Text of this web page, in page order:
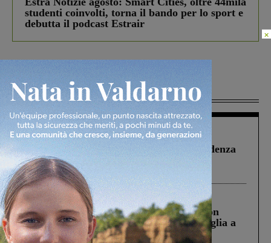
studenti coinvolti, torna il bando per lo sport e
debutta il podcast Estrair
Più lette
Figline Incisa Valdarno 1 Agosto 2026
Piscina di Figline finanziata oltre la scadenza
Pnrr, il gruppo di Fratelli d’Italia: “Un
ringraziamento al Governo”
Cronaca 3 Agosto 2026
Scomparso da una struttura di Castiglion
Fiorentino l’uomo che aveva ucciso la figlia a
Levane nel 2020
×